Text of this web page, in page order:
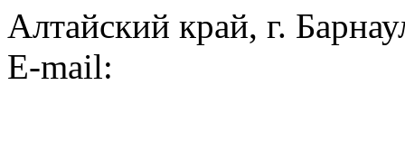
Алтайский край, г.
E-mail: